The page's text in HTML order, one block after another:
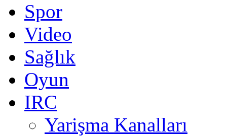
Spor
Video
Sağlık
Oyun
IRC
Yarişma Kanalları